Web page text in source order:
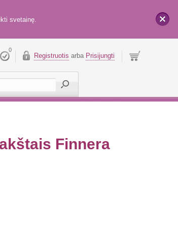
svetainę.
0
Registruotis arba Prisijungti
Finnera